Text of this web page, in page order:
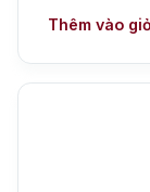
Thêm vào